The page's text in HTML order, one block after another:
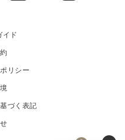
イド
リシー
づく表記